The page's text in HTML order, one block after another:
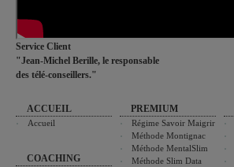
Service Client
"Jean-Michel Berille, le responsable
des télé-conseillers."
ACCUEIL
Accueil
COACHING
PREMIUM
Régime Savoir Maigrir
Méthode Montignac
Méthode MentalSlim
Méthode Slim Data